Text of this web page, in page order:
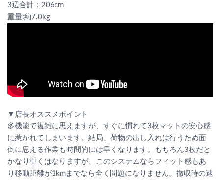
3辺合計：206cm
重量:約7.0kg
▼店長オススメポイント
多機能で複雑に思えますが、すぐに慣れて3枚マットの安心感
に惹かれてしまいます。結局、荷物の出し入れは行うため面
倒に思える作業も時間的には早くなります。もちろん3枚だと
かなり重くはなりますが、このシステムならフィット感もあ
り移動距離が1kmまでなら全く問題になりません。撤収時の速